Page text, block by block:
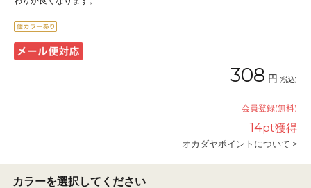
308 円 (税込)
会員登録(無料)
14pt獲得
オカダヤポイントについて >
カラーを選択してください